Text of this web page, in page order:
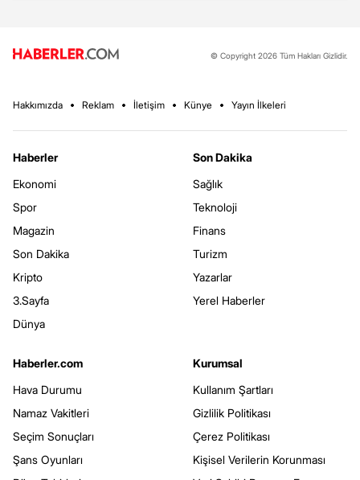
© Copyright 2026 Tüm Hakları Gizlidir.
Hakkımızda Reklam İletişim Künye Yayın İlkeleri
Haberler
Ekonomi
Spor
Magazin
Son Dakika
Kripto
3.Sayfa
Dünya
Son Dakika
Sağlık
Teknoloji
Finans
Turizm
Yazarlar
Yerel Haberler
Haberler.com
Hava Durumu
Namaz Vakitleri
Seçim Sonuçları
Şans Oyunları
Kurumsal
Kullanım Şartları
Gizlilik Politikası
Çerez Politikası
Kişisel Verilerin Korunması